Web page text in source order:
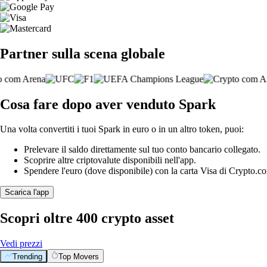
Partner sulla scena globale
Cosa fare dopo aver venduto Spark
Una volta convertiti i tuoi Spark in euro o in un altro token, puoi:
Prelevare il saldo direttamente sul tuo conto bancario collegato.
Scoprire altre criptovalute disponibili nell'app.
Spendere l'euro (dove disponibile) con la carta Visa di
Scarica l'app
Scopri oltre 400 crypto asset
Vedi prezzi
Trending Top Movers